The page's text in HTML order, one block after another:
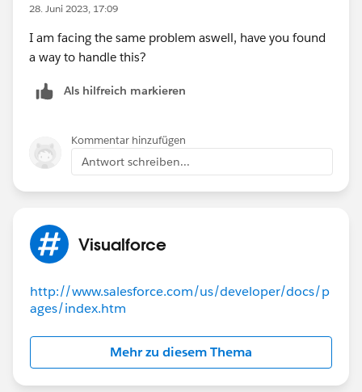
28. Juni 2023, 17:09
I am facing the same problem aswell, have you found
a way to handle this?
Als hilfreich markieren
Kommentar hinzufügen
Antwort schreiben...
Visualforce
http://www.salesforce.com/us/developer/docs/p
ages/index.htm
Mehr zu diesem Thema